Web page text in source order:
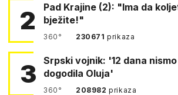
2
Pad Krajine (2): "Ima da
bježite!"
360° 230671prikaza
3
Srpski vojnik: '12 dana
dogodila Oluja'
360° 208982prikaza